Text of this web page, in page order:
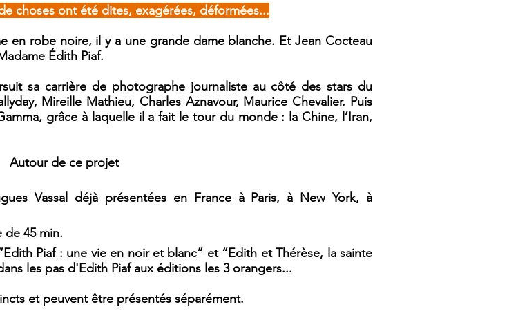
choses ont été dites, exagérées, déformées...
en robe noire, il y a une grande dame blanche. Et Jean Cocteau
Édith Piaf.
sa carrière de photographe journaliste au côté des stars du
Mireille Mathieu, Charles Aznavour, Maurice Chevalier. Puis
grâce à laquelle il a fait le tour du monde : la Chine, l’Iran,
Autour de ce projet
Vassal déjà présentées en France à Paris, à New York, à
de 45 min.
Piaf : une vie en noir et blanc” et “Edith et Thérèse, la sainte
les pas d'Edith Piaf aux éditions les 3 orangers...
et peuvent être présentés séparément.